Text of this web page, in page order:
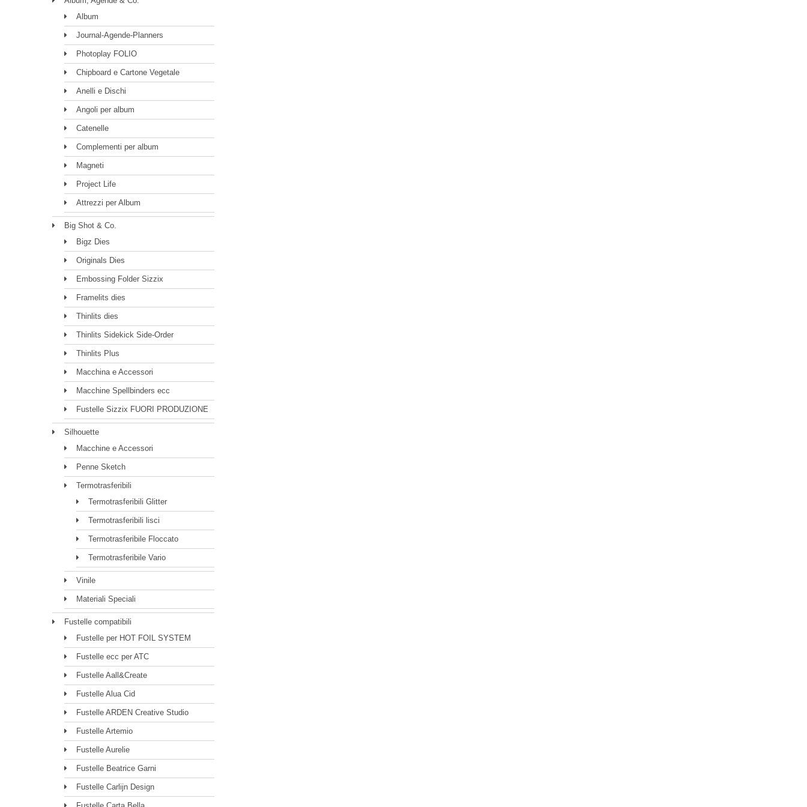
Album
Journal-Agende-Planners
Photoplay FOLIO
Chipboard e Cartone Vegetale
Anelli e Dischi
Angoli per album
Catenelle
Complementi per album
Magneti
Project Life
Attrezzi per Album
Big Shot & Co.
Bigz Dies
Originals Dies
Embossing Folder Sizzix
Framelits dies
Thinlits dies
Thinlits Sidekick Side-Order
Thinlits Plus
Macchina e Accessori
Macchine Spellbinders ecc
Fustelle Sizzix FUORI PRODUZIONE
Silhouette
Macchine e Accessori
Penne Sketch
Termotrasferibili
Termotrasferibili Glitter
Termotrasferibili lisci
Termotrasferibile Floccato
Termotrasferibile Vario
Vinile
Materiali Speciali
Fustelle compatibili
Fustelle per HOT FOIL SYSTEM
Fustelle ecc per ATC
Fustelle Aall&Create
Fustelle Alua Cid
Fustelle ARDEN Creative Studio
Fustelle Artemio
Fustelle Aurelie
Fustelle Beatrice Garni
Fustelle Carlijn Design